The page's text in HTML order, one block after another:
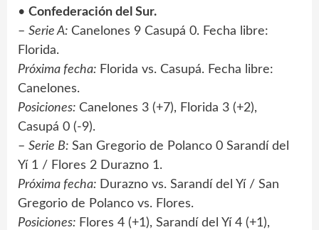
• Confederación del Sur.
– Serie A: Canelones 9 Casupá 0. Fecha libre:
Florida.
Próxima fecha: Florida vs. Casupá. Fecha libre:
Canelones.
Posiciones: Canelones 3 (+7), Florida 3 (+2),
Casupá 0 (-9).
– Serie B: San Gregorio de Polanco 0 Sarandí del
Yí 1 / Flores 2 Durazno 1.
Próxima fecha: Durazno vs. Sarandí del Yí / San
Gregorio de Polanco vs. Flores.
Posiciones: Flores 4 (+1), Sarandí del Yí 4 (+1),